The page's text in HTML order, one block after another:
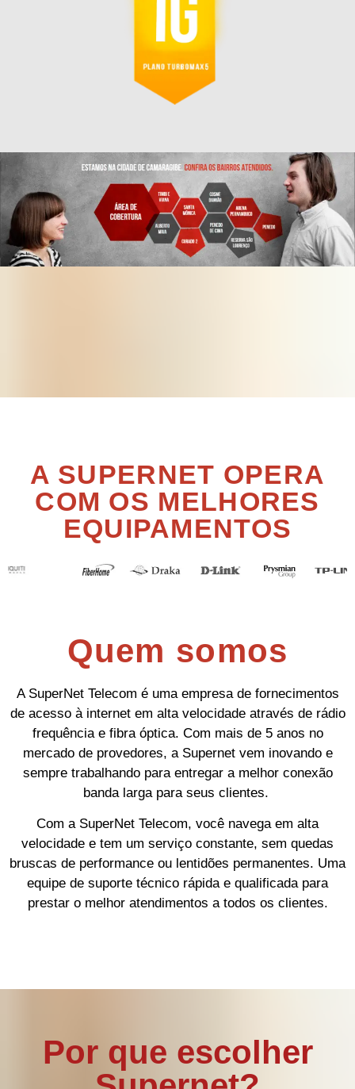
A SUPERNET OPERA
COM OS MELHORES
EQUIPAMENTOS
Quem somos
A SuperNet Telecom é uma empresa de fornecimentos
de acesso à internet em alta velocidade através de rádio
frequência e fibra óptica. Com mais de 5 anos no
mercado de provedores, a Supernet vem inovando e
sempre trabalhando para entregar a melhor conexão
banda larga para seus clientes.
Com a SuperNet Telecom, você navega em alta
velocidade e tem um serviço constante, sem quedas
bruscas de performance ou lentidões permanentes. Uma
equipe de suporte técnico rápida e qualificada para
prestar o melhor atendimentos a todos os clientes.
Por que escolher